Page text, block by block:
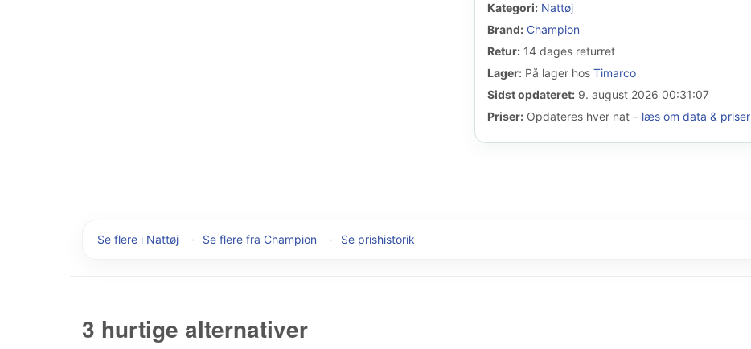
Kategori: Nattøj
Brand: Champion
Retur:14 dages returret
Lager:På lager hos Timarco
Sidst opdateret:9. august 2026 00:31:07
Priser:Opdateres hver nat – læs om data & priser
Se flere i Nattøj · Se flere fra Champion · Se prishistorik
3 hurtige alternativer